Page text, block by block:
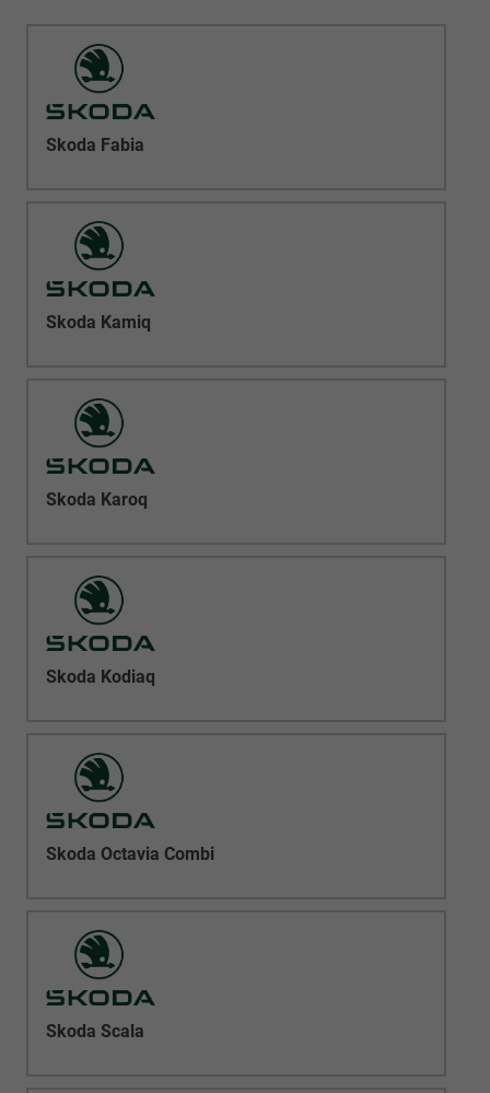
Skoda Fabia
Skoda Kamiq
Skoda Karoq
Skoda Kodiaq
Skoda Octavia Combi
Skoda Scala